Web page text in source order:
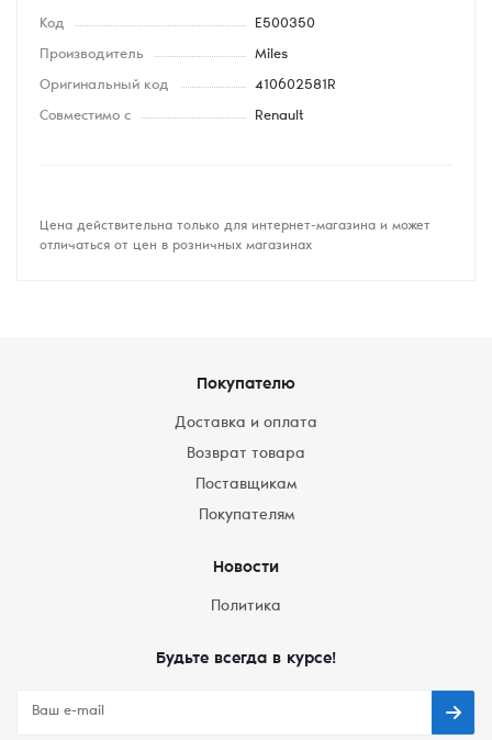
Код E500350
Производитель Miles
Оригинальный код 410602581R
Совместимо с Renault
Цена действительна только для интернет-магазина и может
отличаться от цен в розничных магазинах
Покупателю
Доставка и оплата
Возврат товара
Поставщикам
Покупателям
Новости
Политика
Будьте всегда в курсе!